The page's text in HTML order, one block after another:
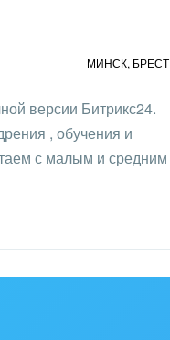
МИНСК, БРЕСТ
версии Битрикс24.
, обучения и
с малым и средним